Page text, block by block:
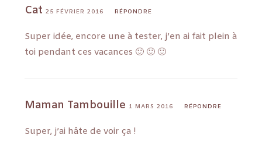
Cat 25 FÉVRIER 2016 RÉPONDRE
Super idée, encore une à tester, j’en ai fait plein à
toi pendant ces vacances 🙂 🙂 🙂
Maman Tambouille 1 MARS 2016 RÉPONDRE
Super, j’ai hâte de voir ça !